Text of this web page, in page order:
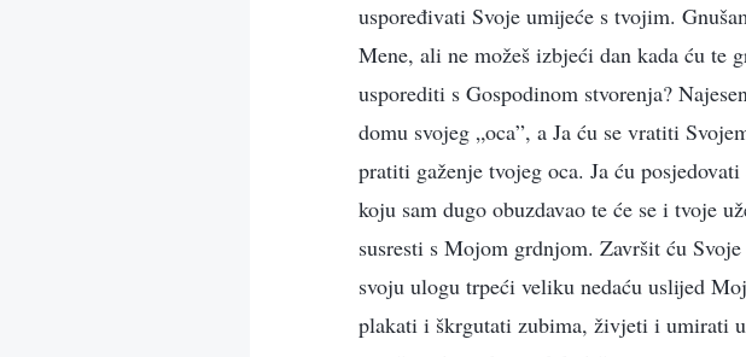
uspoređivati Svoje umijeće s tvojim.
Mene, ali ne možeš izbjeći dan kada ću
usporediti s Gospodinom stvorenja?
domu svojeg „oca”, a Ja ću se vratiti
pratiti gaženje tvojeg oca. Ja ću
koju sam dugo obuzdavao te će se i tvoje
susresti s Mojom grdnjom. Završit ću
svoju ulogu trpeći veliku nedaću uslijed
plakati i škrgutati zubima, živjeti i umirati